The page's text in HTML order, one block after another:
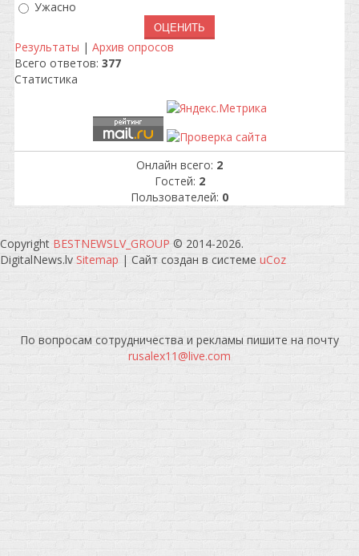
Ужасно
Результаты | Архив опросов
Всего ответов: 377
Статистика
Онлайн всего: 2
Гостей: 2
Пользователей: 0
Copyright BESTNEWSLV_GROUP © 2014-2026.
DigitalNews.lv Sitemap | Сайт создан в системе uCoz
По вопросам сотрудничества и рекламы пишите на почту
rusalex11@live.com